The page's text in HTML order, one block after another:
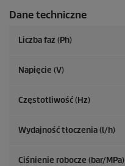
Dane techniczne
Liczba faz (Ph)
Napięcie (V)
Częstotliwość (Hz)
Wydajność tłoczenia (l/h)
Ciśnienie robocze (bar/MPa)